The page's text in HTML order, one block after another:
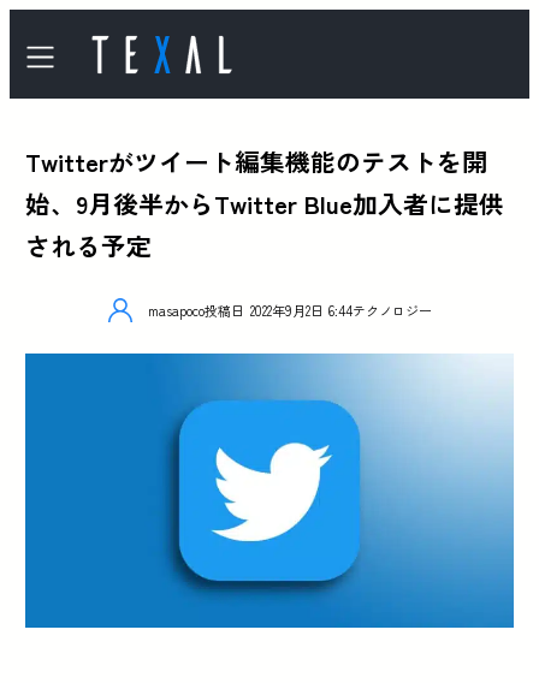
Twitterがツイート編集機能のテストを開
始、9月後半からTwitter Blue加入者に提供
される予定
masapoco投稿日 2022年9月2日 6:44テクノロジー